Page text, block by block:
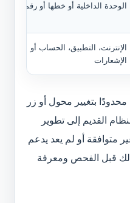
الوحدة الداخلية أو خطها أو رقمها
الإنترنت، التطبيق، الحساب أو
الإشعارات
بتغيير محول أو زر
القديم إلى تطوير
متوافقة أو لم يعد يدعم
قبل الفحص ومعرفة